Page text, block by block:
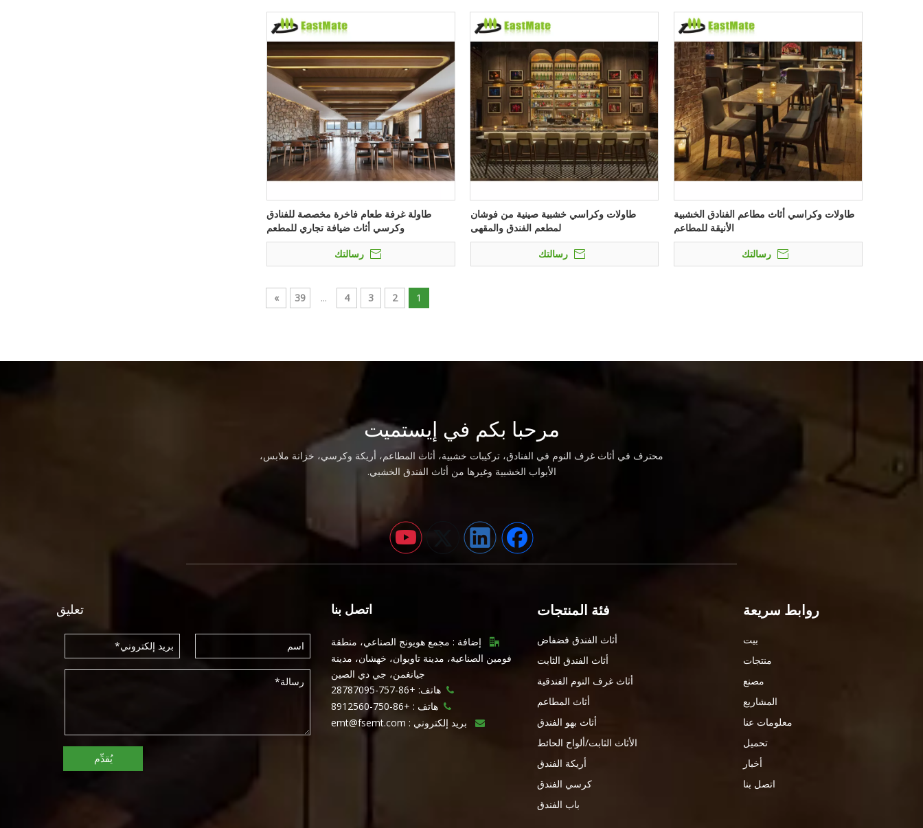
طاولات وكراسي أثاث مطاعم الفنادق الخشبية
الأنيقة للمطاعم
رسالتك
طاولات وكراسي خشبية صينية من فوشان
لمطعم الفندق والمقهى
رسالتك
طاولة غرفة طعام فاخرة مخصصة للفنادق
وكرسي أثاث ضيافة تجاري للمطعم
رسالتك
1
2
3
4
...
39
»
مرحبا بكم في إيستميت
محترف في أثاث غرف النوم في الفنادق، تركيبات خشبية، أثاث المطاعم، أريكة وكرسي، خزانة ملابس،
الأبواب الخشبية وغيرها من أثاث الفندق الخشبي.
روابط سريعة
بيت
منتجات
مصنع
المشاريع
معلومات عنا
تحميل
أخبار
اتصل بنا
فئة المنتجات
أثاث الفندق فضفاض
أثاث الفندق الثابت
أثاث غرف النوم الفندقية
أثاث المطاعم
أثاث بهو الفندق
الأثاث الثابت/ألواح الحائط
أريكة الفندق
كرسي الفندق
باب الفندق
اتصل بنا

إضافة : مجمع هويونج الصناعي، منطقة
فومين الصناعية، مدينة تاويوان، خهشان، مدينة
جيانغمن، جي دي الصين
 هاتف: +86-757-28787095
 هاتف : +86-750-8912560
 بريد إلكتروني : emt@fsemt.com
تعليق
يُقدِّم